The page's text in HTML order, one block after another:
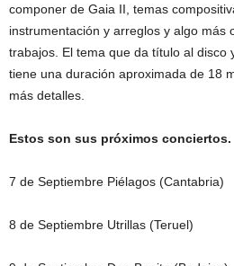
componer de Gaia II, temas
instrumentación y arreglos y algo más
trabajos. El tema que da título al disco
tiene una duración aproximada de 18
más detalles.
Estos son sus próximos conciertos.
7 de Septiembre Piélagos (Cantabria)
8 de Septiembre Utrillas (Teruel)